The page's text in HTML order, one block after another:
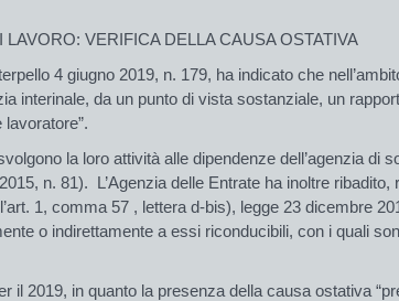
VERIFICA DELLA CAUSA OSTATIVA
4 giugno 2019, n. 179, ha indicato che
interinale, da un punto di vista sostanziale, un
la loro attività alle dipendenze dell’agenzia di
n. 81). L’Agenzia delle Entrate ha inoltre
1, comma 57 , lettera d-bis), legge 23 dicembre
o indirettamente a essi riconducibili, con i quali
il 2019, in quanto la presenza della causa ostativa